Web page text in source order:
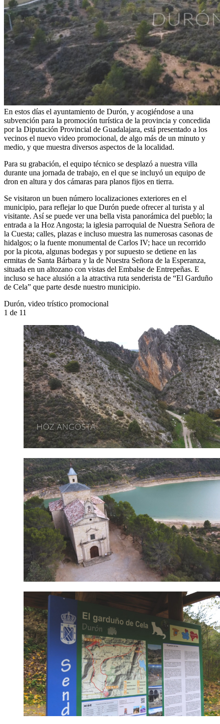
En estos días el ayuntamiento de Durón, y acogiéndose a una
subvención para la promoción turística de la provincia y concedida
por la Diputación Provincial de Guadalajara, está presentado a los
vecinos el nuevo video promocional, de algo más de un minuto y
medio, y que muestra diversos aspectos de la localidad.
Para su grabación, el equipo técnico se desplazó a nuestra villa
durante una jornada de trabajo, en el que se incluyó un equipo de
dron en altura y dos cámaras para planos fijos en tierra.
Se visitaron un buen número localizaciones exteriores en el
municipio, para reflejar lo que Durón puede ofrecer al turista y al
visitante. Así se puede ver una bella vista panorámica del pueblo; la
entrada a la Hoz Angosta; la iglesia parroquial de Nuestra Señora de
la Cuesta; calles, plazas e incluso muestra las numerosas casonas de
hidalgos; o la fuente monumental de Carlos IV; hace un recorrido
por la picota, algunas bodegas y por supuesto se detiene en las
ermitas de Santa Bárbara y la de Nuestra Señora de la Esperanza,
situada en un altozano con vistas del Embalse de Entrepeñas. E
incluso se hace alusión a la atractiva ruta senderista de “El Garduño
de Cela” que parte desde nuestro municipio.
Durón, video trístico promocional
1 de 11